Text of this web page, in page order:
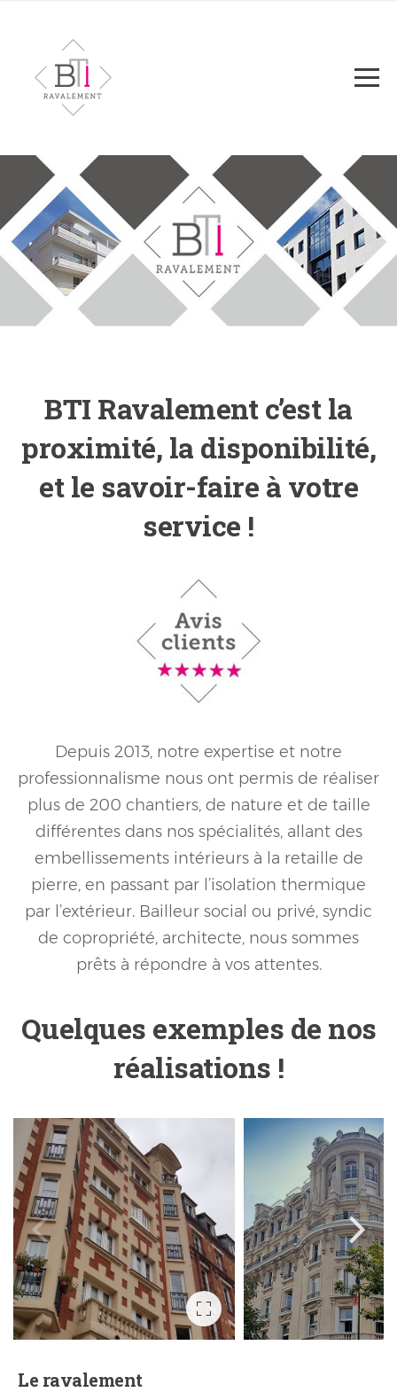
BTI Ravalement c’est la
proximité, la disponibilité,
et le savoir-faire à votre
service !
Depuis 2013, notre expertise et notre
professionnalisme nous ont permis de réaliser
plus de 200 chantiers, de nature et de taille
différentes dans nos spécialités, allant des
embellissements intérieurs à la retaille de
pierre, en passant par l’isolation thermique
par l’extérieur. Bailleur social ou privé, syndic
de copropriété, architecte, nous sommes
prêts à répondre à vos attentes.
Quelques exemples de nos
réalisations !
Le ravalement